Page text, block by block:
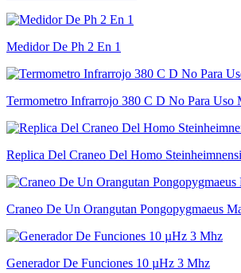
Medidor De Ph 2 En 1
Termometro Infrarrojo 380 C D No Para Uso
Replica Del Craneo Del Homo
Craneo De Un Orangutan Pongopygmaeus
Generador De Funciones 10 µHz 3 Mhz